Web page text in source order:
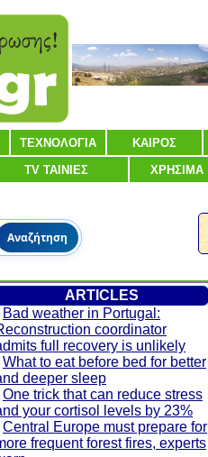
ΤΕΧΝΟΛΟΓΙΑ ΚΑΙΡΟΣ
TV ΤΑΙΝΙΕΣ ΧΡΗΣΙΜΑ
Αναζήτηση
ARTICLES
Bad weather in Portugal:
coordinator
full recovery is unlikely
What to eat before bed for better
deeper sleep
One trick that can reduce stress
your cortisol levels by 23%
Central Europe must prepare for
frequent forest fires, experts